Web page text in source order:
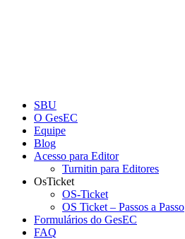
SBU
O GesEC
Equipe
Blog
Acesso para Editor
Turnitin para Editores
OsTicket
OS-Ticket
OS Ticket – Passos a Passo
Formulários do GesEC
FAQ